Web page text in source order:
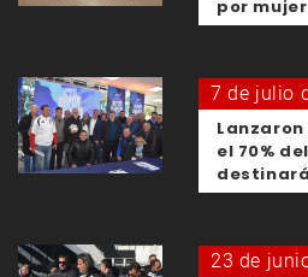
por
7 de julio
el 70%
23 de